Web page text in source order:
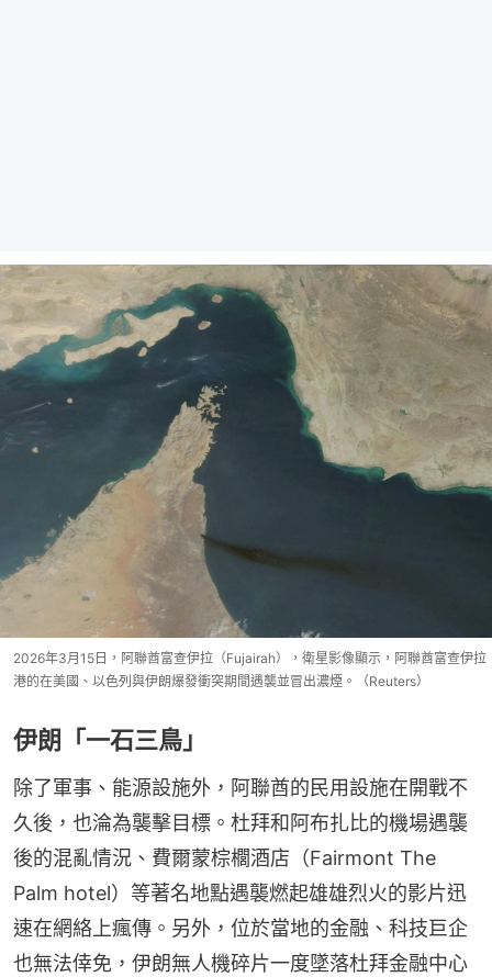
2026年3月15日，阿聯酋富查伊拉（Fujairah），衛星影像顯示，阿聯酋富查伊拉
港的在美國、以色列與伊朗爆發衝突期間遇襲並冒出濃煙。（Reuters）
伊朗「一石三鳥」
除了軍事、能源設施外，阿聯酋的民用設施在開戰不
久後，也淪為襲擊目標。杜拜和阿布扎比的機場遇襲
後的混亂情況、費爾蒙棕櫚酒店（Fairmont The
Palm hotel）等著名地點遇襲燃起雄雄烈火的影片迅
速在網絡上瘋傳。另外，位於當地的金融、科技巨企
也無法倖免，伊朗無人機碎片一度墜落杜拜金融中心